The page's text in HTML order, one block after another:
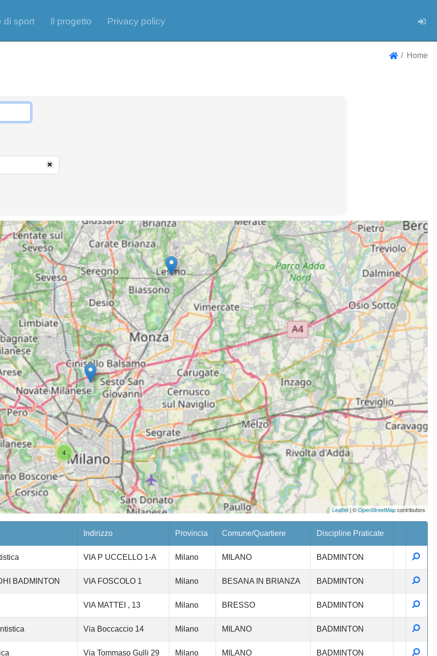
di sport Il progetto Privacy policy
Home
4
Leaflet| ©OpenStreetMapcontributors
Indirizzo Provincia Comune/Quartiere Discipline Praticate
VIA P UCCELLO 1-A Milano MILANO BADMINTON
BADMINTON VIA FOSCOLO 1 Milano BESANA IN BRIANZA BADMINTON
VIA MATTEI , 13 Milano BRESSO BADMINTON
Via Boccaccio 14 Milano MILANO BADMINTON
Via Tommaso Gulli 29 Milano MILANO BADMINTON